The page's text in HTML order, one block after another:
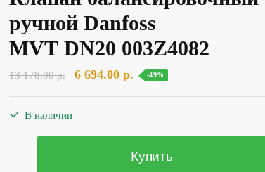
ручной Danfoss
MVT DN20 003Z4082
13 178.00р.
Первоначальная
13
6 694.00 р.Текущая
694.00 р..
-49%
В наличии
Купить